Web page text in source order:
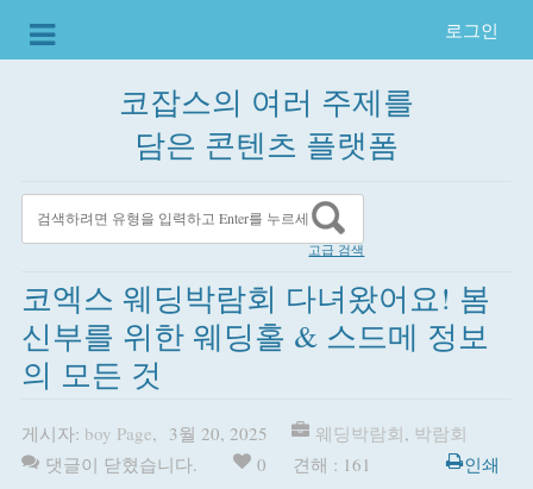
로그인
코잡스의 여러 주제를
담은 콘텐츠 플랫폼
고급 검색
코엑스 웨딩박람회 다녀왔어요! 봄
신부를 위한 웨딩홀 & 스드메 정보
의 모든 것
게시자: boy Page, 3월 20, 2025 웨딩박람회, 박람회
댓글이 닫혔습니다.
0 견해 : 161 인쇄